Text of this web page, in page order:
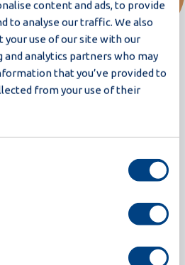
content and ads, to provide
to analyse our traffic. We also
use of our site with our
and analytics partners who may
that you’ve provided to
from your use of their
Contattaci